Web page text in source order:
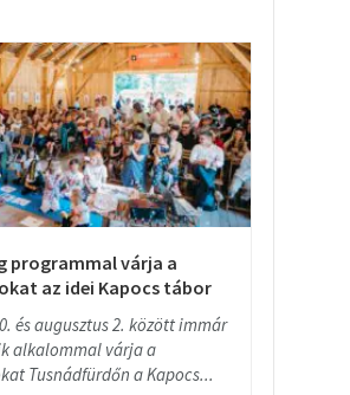
programmal várja a
az idei Kapocs tábor
és augusztus 2. között immár
alkalommal várja a
Tusnádfürdőn a Kapocs...